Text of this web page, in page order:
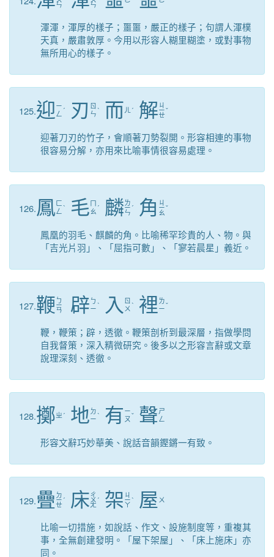
ㄣ ㄣ
渾渾，渾厚的樣子；噩噩，嚴正的樣子；句謂人渾樸
天真，嚴肅敦厚。今用以形容人糊里糊塗，或對事物
無所用心的樣子。
125.迎 ㄧ
ㄥ ˊ 刃 ㄖ
ㄣˋ 而 ㄦ ˊ 解 ㄐ
ㄧ
ㄝ
ˇ
迎著刀刃的竹子，會順著刀勢裂開。形容相連的事物
很容易分解，亦用來比喻事情很容易處理。
126.鳳 ㄈ
ㄥ ˋ 毛 ㄇ
ㄠ ˊ 麟ㄌ
ㄧ
ㄣ
ˊ 角 ㄐ
ㄧ
ㄠ
ˇ
鳳凰的羽毛、麒麟的角。比喻稀罕珍貴的人、物。與
「吉光片羽」、「屈指可數」、「寥若晨星」義近。
127.鞭 ㄅ
ㄧ
ㄢ 辟 ㄅ
ㄧˋ 入 ㄖ
ㄨ ˋ 裡 ㄌ
ㄧˇ
鞭，鞭策；辟，透徹。鞭策剖析到最深層，指做學問
自我督策，深入精微研究。後多以之形容言辭或文章
說理深刻、透徹。
128.擲ㄓ ˊ 地 ㄉ
ㄧˋ 有 ㄧ
ㄡˇ 聲 ㄕ
ㄥ
形容文辭巧妙華美、說話音韻鏗鏘一有致。
129.疊 ㄉ
ㄧ
ㄝ
ˊ 床ㄔ
ㄨ
ㄤ
ˊ 架 ㄐ
ㄧ
ㄚ
ˋ 屋 ㄨ
比喻一切措施，如說話、作文、設施制度等，重複其
事，全無創建發明。「屋下架屋」、「床上施床」亦
同。